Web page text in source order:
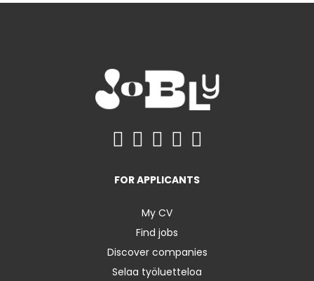
FOR APPLICANTS
My CV
Find jobs
Discover companies
Selaa työluetteloa